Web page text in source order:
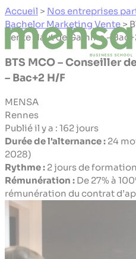
Panneau de gestion des
Accueil > Nos entreprises
Bachelor Marketing Vente>
Vente Haut de Gamme -
BTS MCO – Conseiller
– Bac+2 H/F
MENSA
Rennes
Publié il y a : 162 jours
Durée de l'alternance : 24
2028)
Rythme : 2 jours de
Rémunération : De 27% à
rémunération du contrat